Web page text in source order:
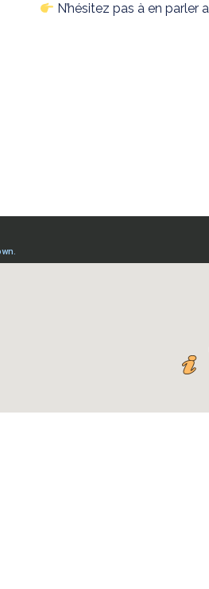
N’hésitez pas à en parler